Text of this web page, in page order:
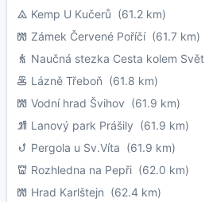
Kemp U Kučerů (61.2 km)
Zámek Červené Poříčí(61.7 km)
Naučná stezka Cesta kolem Svět
Lázně Třeboň (61.8 km)
Vodní hrad Švihov (61.9 km)
Lanový park Prášily (61.9 km)
Pergola u Sv.Víta (61.9 km)
Rozhledna na Pepři (62.0 km)
Hrad Karlštejn (62.4 km)